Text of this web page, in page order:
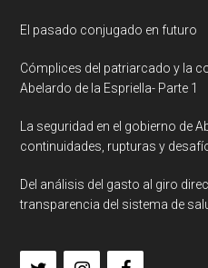
El pasado conjugado en futuro
Cómplices del patriarcado y la
Abelardo de la Espriella- Parte 1
La seguridad en el gobierno de
continuidades, rupturas y
Del análisis del gasto al giro
transparencia del sistema de